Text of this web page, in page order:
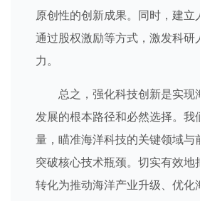
原创性的创新成果。同时，建立
通过股权激励等方式，激发科研
力。
总之，强化科技创新是实现
发展的根本路径和必然选择。我
量，瞄准海洋科技的关键领域与
突破核心技术瓶颈。切实有效地
转化为推动海洋产业升级、优化